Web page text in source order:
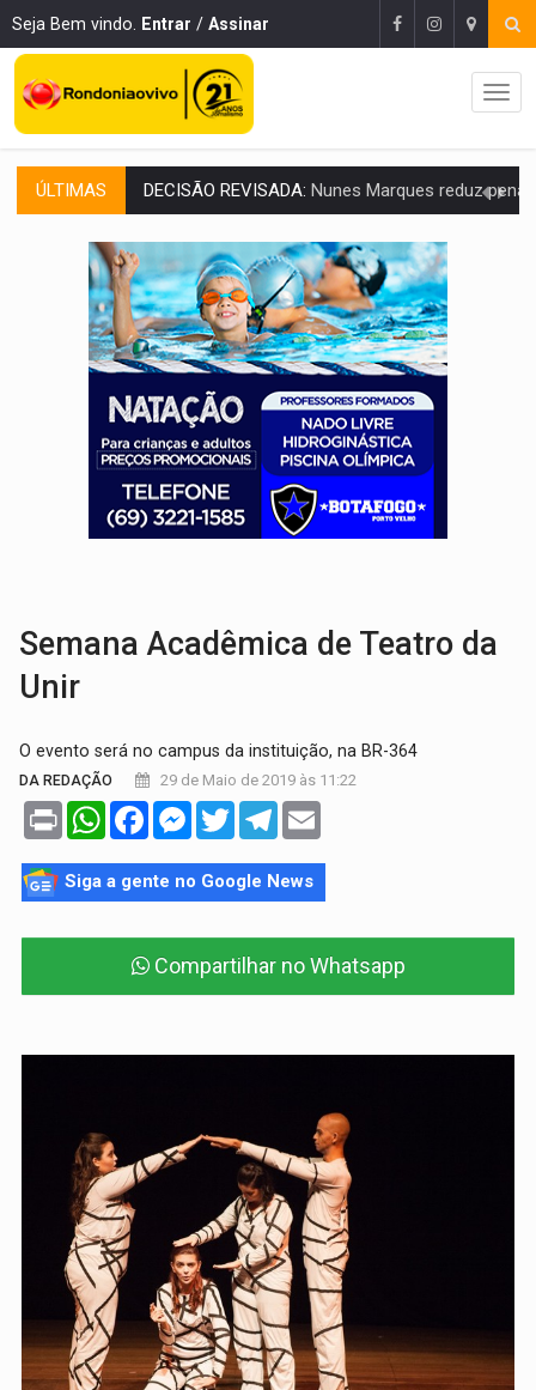
Seja Bem vindo. Entrar / Assinar
ÚLTIMAS CONEXÃO RONDONIAOVIVO:Museólogo Antônio Ocampo lança livro
ELEIÇÕES 2026:Patrimônio de candidata a deputada federal do PL salta R$ 1
VÍDEO:Quadrilha é flagrada com cerca de 200 porções
BAIRRO TEIXEIRÃO:MPF cobra regularização fundiária da
SUCESSO NA ABERTURA:2ª Feira Rondônia Empreendedora segue no Espaço
REESTRUTURAÇÃO: Secretário da Seinfra de Porto Velho pede
SAÚDE INDÍGENA:Pirahã terão consultas e exames especializados durante
ECONOMIA:Dia dos pais deve movimentar R$ 8,5 bilhões e RO
Semana Acadêmica de Teatro da
Unir
O evento será no campus da instituição, na BR-364
DA REDAÇÃO 29 de Maio de 2019 às 11:22
Print WhatsAppFacebookMessenger
TwitterTelegram
Siga a gente no Google News
Compartilhar no Whatsapp